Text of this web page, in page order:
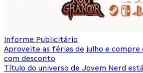
Informe Publicitário
Aproveite as férias de julho e compre
com desconto
Título do universo de Jovem Nerd